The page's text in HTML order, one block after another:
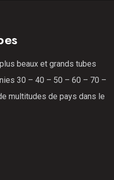
beaux et grands tubes
30 – 40 – 50 – 60 – 70 –
multitudes de pays dans le